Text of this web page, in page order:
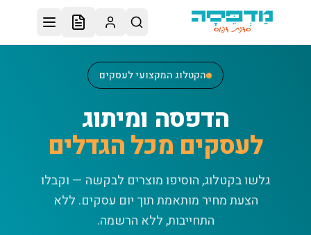
דלג לתוכן הראשי
הקטלוג המקצועי לעסקים
הדפסה ומיתוג
לעסקים מכל הגדלים
גלשו בקטלוג, הוסיפו מוצרים לבקשה — וקבלו
הצעת מחיר מותאמת תוך יום עסקים. ללא
התחייבות, ללא הרשמה.